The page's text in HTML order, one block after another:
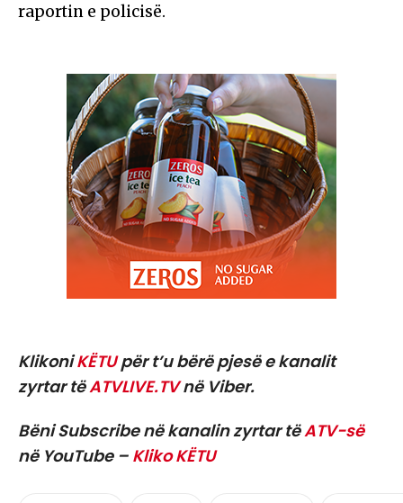
raportin e policisë.
KlikoniKËTUpër t’u bërë pjesë e kanalit
zyrtar tëATVLIVE.TVnë Viber.
Bëni Subscribe në kanalin zyrtar tëATV-së
në YouTube – Kliko KËTU